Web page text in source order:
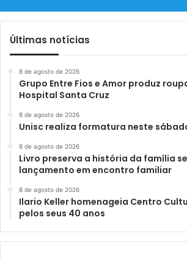
Últimas notícias
8 de agosto de 2026
Grupo Entre Fios e Amor produz
Hospital Santa Cruz
8 de agosto de 2026
Unisc realiza formatura neste
8 de agosto de 2026
Livro preserva a história da família
lançamento em encontro familiar
8 de agosto de 2026
Ilario Keller homenageia Centro
pelos seus 40 anos